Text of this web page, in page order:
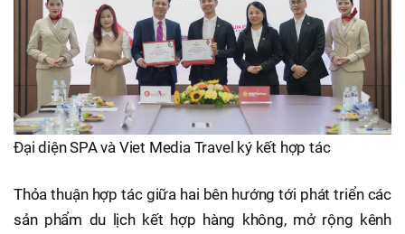
Đại diện SPA và Viet Media Travel ký kết hợp tác
Thỏa thuận hợp tác giữa hai bên hướng tới phát triển các
sản phẩm du lịch kết hợp hàng không, mở rộng kênh